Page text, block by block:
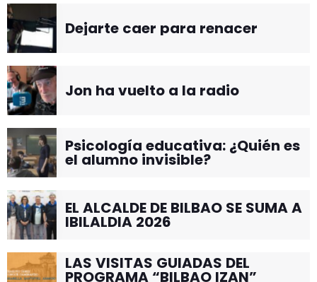
Dejarte caer para renacer
Jon ha vuelto a la radio
Psicología educativa: ¿Quién es
el alumno invisible?
EL ALCALDE DE BILBAO SE SUMA A
IBILALDIA 2026
LAS VISITAS GUIADAS DEL
PROGRAMA “BILBAO IZAN”